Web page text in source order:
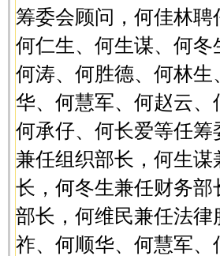
筹委会顾问，何佳林
何仁生、何生谋、何
何涛、何胜德、何林
华、何慧军、何赵云
何承仔、何长爱等任
兼任组织部长，何生
长，何冬生兼任财务
部长，何维民兼任法
祚、何顺华、何慧军